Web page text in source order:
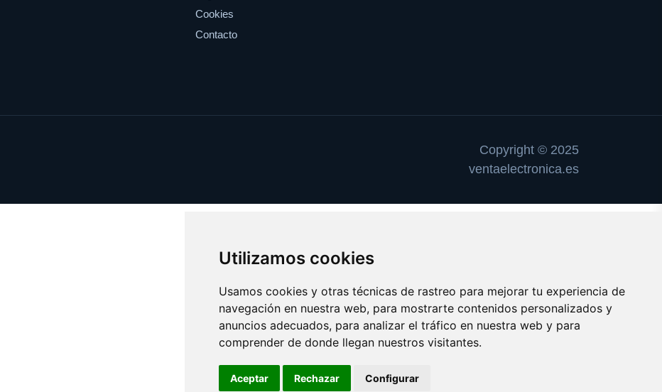
Utilizamos cookies
Usamos cookies y otras técnicas de rastreo para mejorar tu experiencia de
navegación en nuestra web, para mostrarte contenidos personalizados y
anuncios adecuados, para analizar el tráfico en nuestra web y para
comprender de donde llegan nuestros visitantes.
Aceptar Rechazar Configurar
Cookies
Contacto
Copyright © 2025
ventaelectronica.es